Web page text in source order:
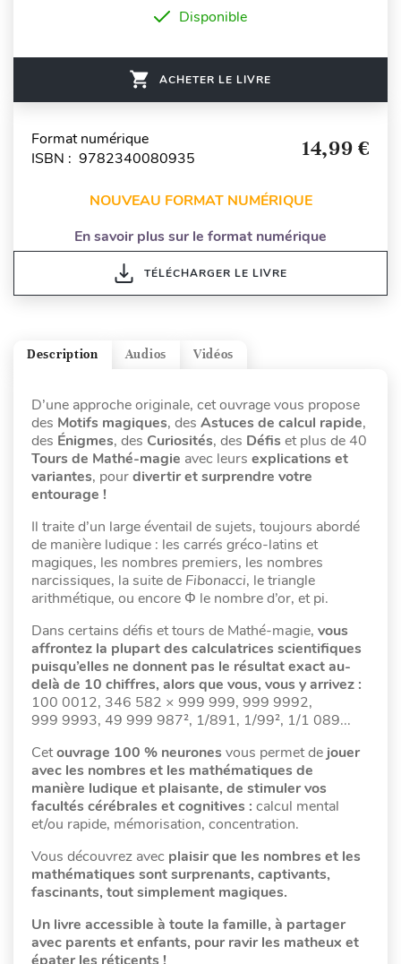
Disponible
ACHETER LE LIVRE
Format numérique
ISBN : 9782340080935
14,99 €
NOUVEAU FORMAT NUMÉRIQUE
En savoir plus sur le format numérique
TÉLÉCHARGER LE LIVRE
Vidéos
Audios
Description
D’une approche originale, cet ouvrage vous propose
des Motifs magiques, des Astuces de calcul rapide,
des Énigmes, des Curiosités, des Défis et plus de 40
Tours de Mathé-magie avec leurs explications et
variantes, pourdivertir et surprendre votre
entourage !
Il traite d’un large éventail de sujets, toujours abordé
de manière ludique : les carrés gréco-latins et
magiques, les nombres premiers, les nombres
narcissiques, la suite de Fibonacci, le triangle
arithmétique, ou encore Φ le nombre d’or, et pi.
Dans certains défis et tours de Mathé-magie, vous
affrontez la plupart des calculatrices scientifiques
puisqu’elles ne donnent pas le résultat exact au-
delà de 10 chiffres, alors que vous, vous y arrivez :
100 0012, 346 582 × 999 999, 999 9992,
999 9993, 49 999 987², 1/891, 1/99², 1/1 089...
Cetouvrage 100 % neurones vous permet de jouer
avec les nombres et les mathématiques de
manière ludique et plaisante, de stimuler vos
facultés cérébrales et cognitives : calcul mental
et/ou rapide, mémorisation, concentration.
Vous découvrez avec plaisir que les nombres et les
mathématiques sont surprenants, captivants,
fascinants, tout simplement magiques.
Un livre accessible à toute la famille, à partager
avec parents et enfants, pour ravir les matheux et
épater les réticents !